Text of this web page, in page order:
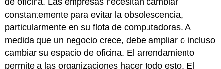
constantemente para evitar la obsolescencia,
particularmente en su flota de computadoras. A
medida que un negocio crece, debe ampliar o incluso
cambiar su espacio de oficina. El arrendamiento
permite a las organizaciones hacer todo esto. El